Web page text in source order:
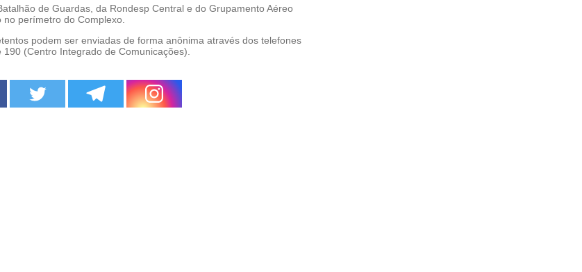
de Guardas, da Rondesp Central e do Grupamento Aéreo
perímetro do Complexo.
podem ser enviadas de forma anônima através dos telefones
(Centro Integrado de Comunicações).